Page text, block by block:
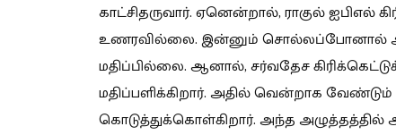
காட்சிதருவார். ஏனென்றால், ராகுல் ஐபிஎல்
உணரவில்லை. இன்னும் சொல்லப்போனால்
மதிப்பில்லை. ஆனால், சர்வதேச
மதிப்பளிக்கிறார். அதில் வென்றாக
கொடுத்துக்கொள்கிறார். அந்த